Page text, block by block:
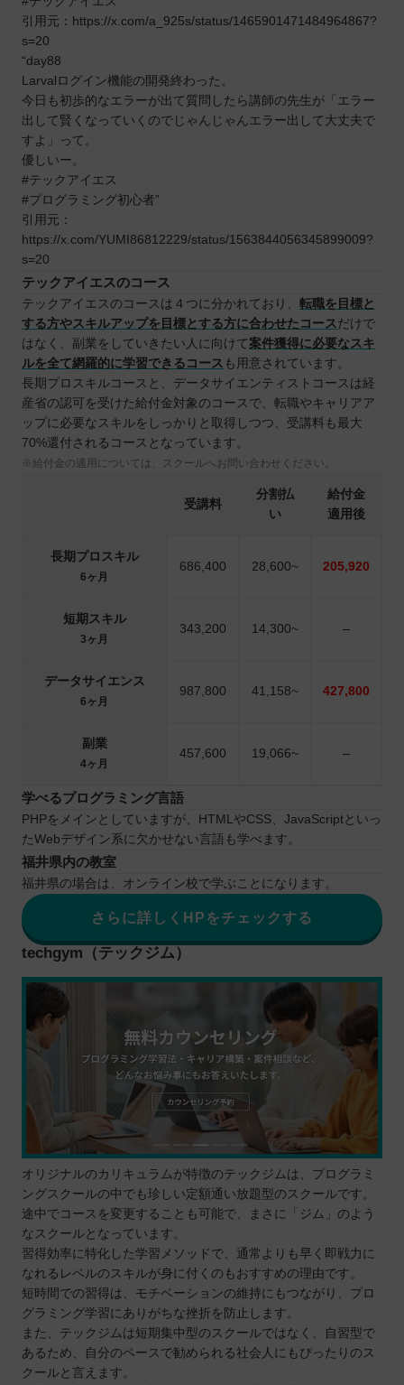
引用元：https://x.com/a_925s/status/1465901471484964867?
s=20
“day88
Larvalログイン機能の開発終わった。
今日も初歩的なエラーが出て質問したら講師の先生が「エラー
出して賢くなっていくのでじゃんじゃんエラー出して大丈夫で
すよ」って。
優しいー。
#テックアイエス
#プログラミング初心者”
引用元：
https://x.com/YUMI86812229/status/1563844056345899009?
s=20
テックアイエスのコース
テックアイエスのコースは４つに分かれており、 転職を目標と
する方やスキルアップを目標とする方に合わせたコースだけで
はなく、副業をしていきたい人に向けて案件獲得に必要なスキ
ルを全て網羅的に学習できるコース も用意されています。
長期プロスキルコースと、データサイエンティストコースは経
産省の認可を受けた給付金対象のコースで、転職やキャリアア
ップに必要なスキルをしっかりと取得しつつ、受講料も最大
70%還付されるコースとなっています。
※給付金の適用については、スクールへお問い合わせください。
受講料
分割払
い
給付金
適用後
長期プロスキル
6ヶ月
686,400 28,600~ 205,920
短期スキル
3ヶ月
343,200 14,300~ –
データサイエンス
6ヶ月
987,800 41,158~ 427,800
副業
4ヶ月
457,600 19,066~ –
学べるプログラミング言語
PHPをメインとしていますが、HTMLやCSS、JavaScriptといっ
たWebデザイン系に欠かせない言語も学べます。
福井県内の教室
福井県の場合は、オンライン校で学ぶことになります。
さらに詳しくHPをチェックする
techgym（テックジム）
オリジナルのカリキュラムが特徴のテックジムは、プログラミ
ングスクールの中でも珍しい定額通い放題型のスクールです。
途中でコースを変更することも可能で、まさに「ジム」のよう
なスクールとなっています。
習得効率に特化した学習メソッドで、通常よりも早く即戦力に
なれるレベルのスキルが身に付くのもおすすめの理由です。
短時間での習得は、モチベーションの維持にもつながり、プロ
グラミング学習にありがちな挫折を防止します。
また、テックジムは短期集中型のスクールではなく、自習型で
あるため、自分のペースで勧められる社会人にもぴったりのス
クールと言えます。